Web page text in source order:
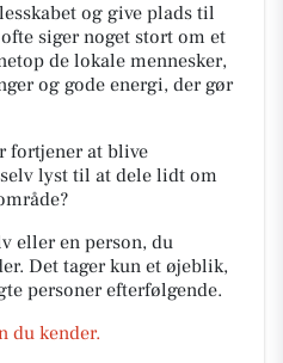
og give plads til
siger noget stort om et
de lokale mennesker,
og gode energi, der gør
fortjener at blive
lyst til at dele lidt om
eller en person, du
Det tager kun et øjeblik,
personer efterfølgende.
du kender.